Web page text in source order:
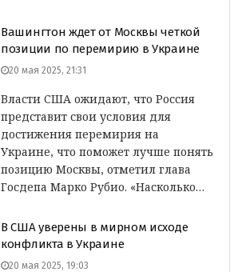
Вашингтон ждет от Москвы четкой
позиции по перемирию в Украине
20 мая 2025, 21:31
Власти США ожидают, что Россия
представит свои условия для
достижения перемирия на
Украине, что поможет лучше понять
позицию Москвы, отметил глава
Госдепа Марко Рубио. «Насколько…
В США уверены в мирном исходе
конфликта в Украине
20 мая 2025, 19:03